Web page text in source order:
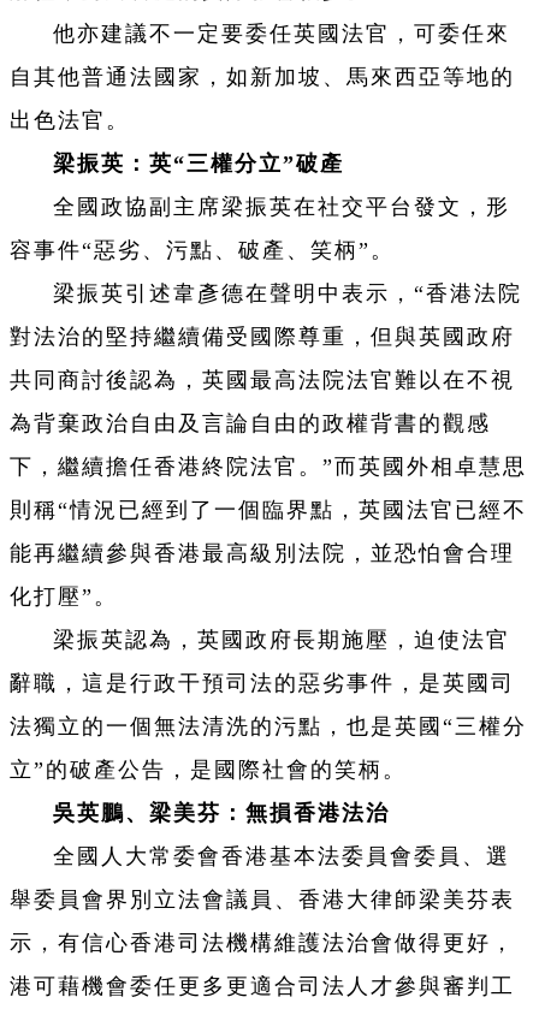
他亦建議不一定要委任英國法官，可委任來
自其他普通法國家，如新加坡、馬來西亞等地的
出色法官。
梁振英：英“三權分立”破產
全國政協副主席梁振英在社交平台發文，形
容事件“惡劣、污點、破產、笑柄”。
梁振英引述韋彥德在聲明中表示，“香港法院
對法治的堅持繼續備受國際尊重，但與英國政府
共同商討後認為，英國最高法院法官難以在不視
為背棄政治自由及言論自由的政權背書的觀感
下，繼續擔任香港終院法官。”而英國外相卓慧思
則稱“情況已經到了一個臨界點，英國法官已經不
能再繼續參與香港最高級別法院，並恐怕會合理
化打壓”。
梁振英認為，英國政府長期施壓，迫使法官
辭職，這是行政干預司法的惡劣事件，是英國司
法獨立的一個無法清洗的污點，也是英國“三權分
立”的破產公告，是國際社會的笑柄。
吳英鵬、 梁美芬：無損香港法治
全國人大常委會香港基本法委員會委員、選
舉委員會界別立法會議員、香港大律師梁美芬表
示，有信心香港司法機構維護法治會做得更好，
港可藉機會委任更多更適合司法人才參與審判工